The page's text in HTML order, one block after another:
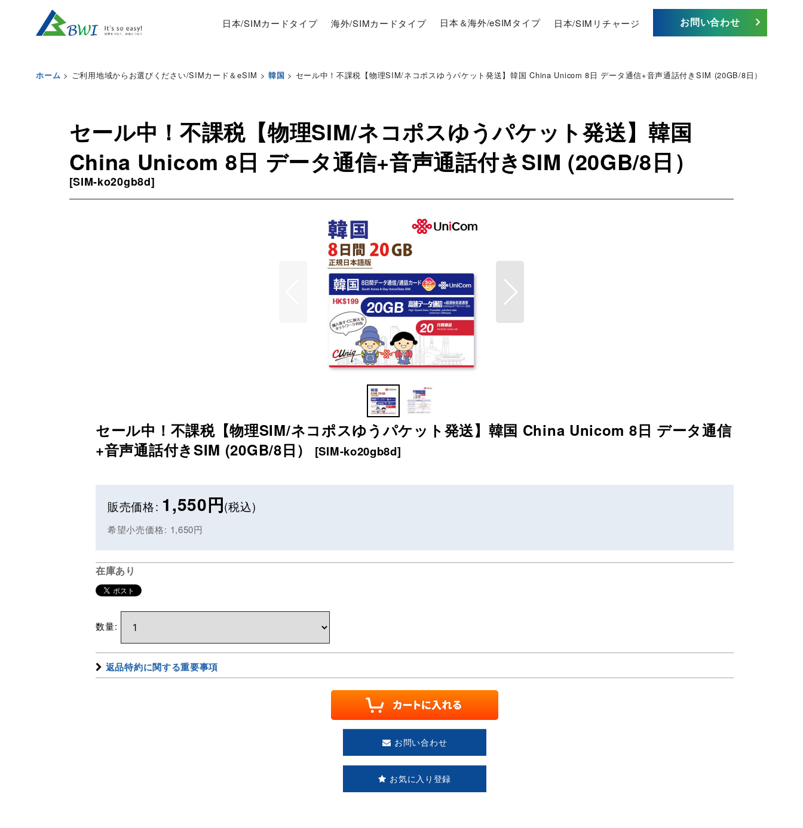
日本/SIMカードタイプ 海外/SIMカードタイプ 日本＆海外/eSIMタイプ 日本/SIMリチャージ お問い合わせ
ホーム > ご利用地域からお選びください/SIMカード＆eSIM > 韓国 > セール中！不課税【物理SIM/ネコポスゆうパケット発送】韓国 China Unicom 8日 データ通信+音声通話付きSIM (20GB/8日）
セール中！不課税【物理SIM/ネコポスゆうパケット発送】韓国
China Unicom 8日 データ通信+音声通話付きSIM (20GB/8日）
[SIM-ko20gb8d]
セール中！不課税【物理SIM/ネコポスゆうパケット発送】韓国 China Unicom 8日 データ通信
+音声通話付きSIM (20GB/8日）
[SIM-ko20gb8d]
販売価格: 1,550円(税込)
希望小売価格: 1,650円
在庫あり
数量:
返品特約に関する重要事項
お問い合わせ
お気に入り登録